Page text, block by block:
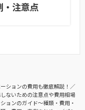
・注意点
ションの費用も徹底解説！
ないための注意点や費用相場
ョンのガイド〜種類・費用・